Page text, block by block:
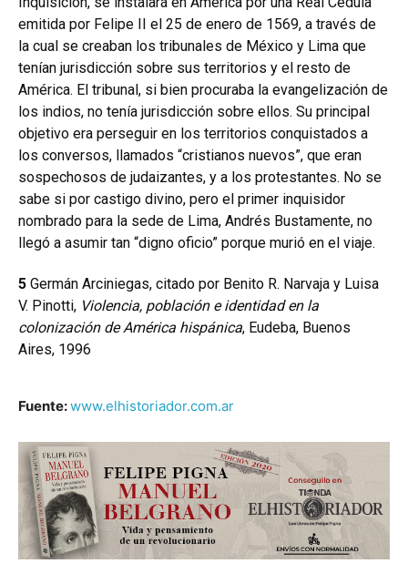
emitida por Felipe II el 25 de enero de 1569, a través de
la cual se creaban los tribunales de México y Lima que
tenían jurisdicción sobre sus territorios y el resto de
América. El tribunal, si bien procuraba la evangelización de
los indios, no tenía jurisdicción sobre ellos. Su principal
objetivo era perseguir en los territorios conquistados a
los conversos, llamados “cristianos nuevos”, que eran
sospechosos de judaizantes, y a los protestantes. No se
sabe si por castigo divino, pero el primer inquisidor
nombrado para la sede de Lima, Andrés Bustamente, no
llegó a asumir tan “digno oficio” porque murió en el viaje.
5 Germán Arciniegas, citado por Benito R. Narvaja y Luisa
V. Pinotti, Violencia, población e identidad en la
colonización de América hispánica, Eudeba, Buenos
Aires, 1996
Fuente:www.elhistoriador.com.ar